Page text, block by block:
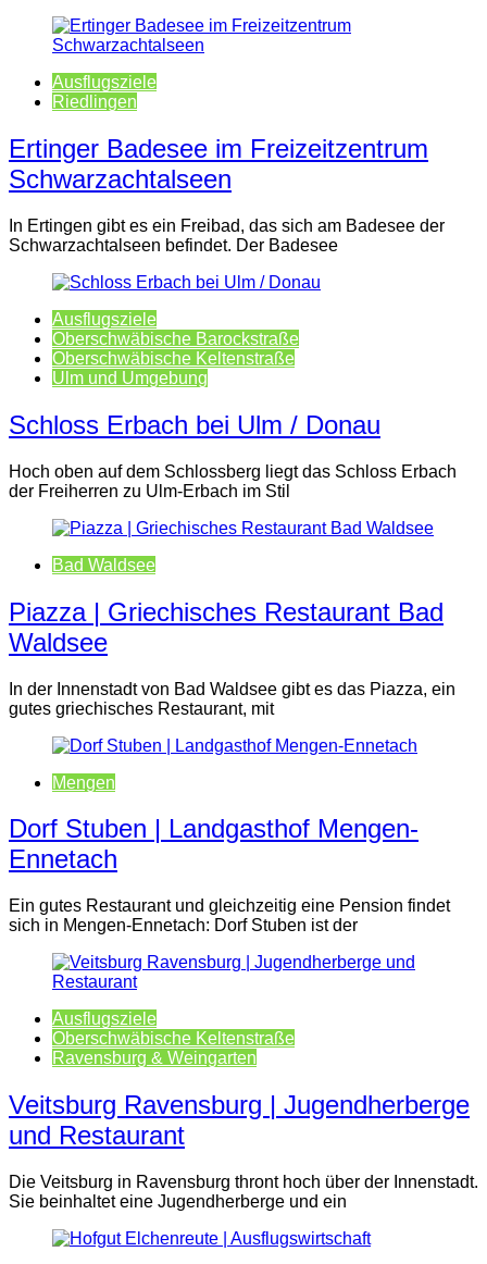
Ausflugsziele
Riedlingen
Ertinger Badesee im Freizeitzentrum
Schwarzachtalseen
In Ertingen gibt es ein Freibad, das sich am Badesee der
Schwarzachtalseen befindet. Der Badesee
Ausflugsziele
Oberschwäbische Barockstraße
Oberschwäbische Keltenstraße
Ulm und Umgebung
Schloss Erbach bei Ulm / Donau
Hoch oben auf dem Schlossberg liegt das Schloss Erbach
der Freiherren zu Ulm-Erbach im Stil
Bad Waldsee
Piazza | Griechisches Restaurant Bad
Waldsee
In der Innenstadt von Bad Waldsee gibt es das Piazza, ein
gutes griechisches Restaurant, mit
Mengen
Dorf Stuben | Landgasthof Mengen-
Ennetach
Ein gutes Restaurant und gleichzeitig eine Pension findet
sich in Mengen-Ennetach: Dorf Stuben ist der
Ausflugsziele
Oberschwäbische Keltenstraße
Ravensburg & Weingarten
Veitsburg Ravensburg | Jugendherberge
und Restaurant
Die Veitsburg in Ravensburg thront hoch über der Innenstadt.
Sie beinhaltet eine Jugendherberge und ein